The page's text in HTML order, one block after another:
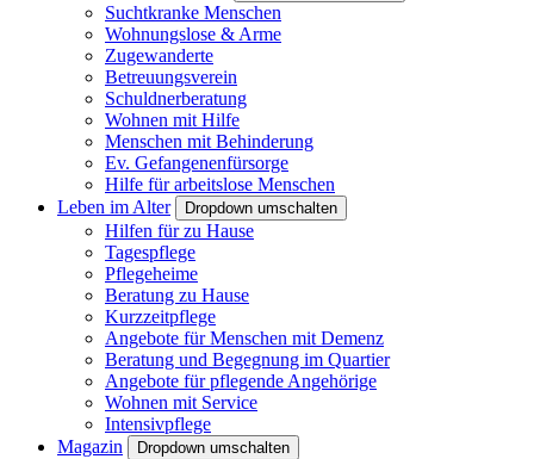
Suchtkranke Menschen
Wohnungslose & Arme
Zugewanderte
Betreuungsverein
Schuldnerberatung
Wohnen mit Hilfe
Menschen mit Behinderung
Ev. Gefangenenfürsorge
Hilfe für arbeitslose Menschen
Leben im Alter
Dropdown umschalten
Hilfen für zu Hause
Tagespflege
Pflegeheime
Beratung zu Hause
Kurzzeitpflege
Angebote für Menschen mit Demenz
Beratung und Begegnung im Quartier
Angebote für pflegende Angehörige
Wohnen mit Service
Intensivpflege
Magazin
Dropdown umschalten